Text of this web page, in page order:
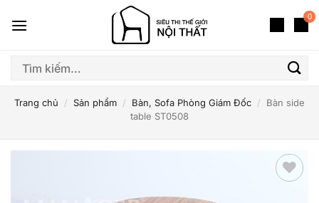
qua
dung
0
Tìm
Trang chủ / Sản phẩm / Bàn, Sofa Phòng Giám Đốc /
Bàn side
table ST0508